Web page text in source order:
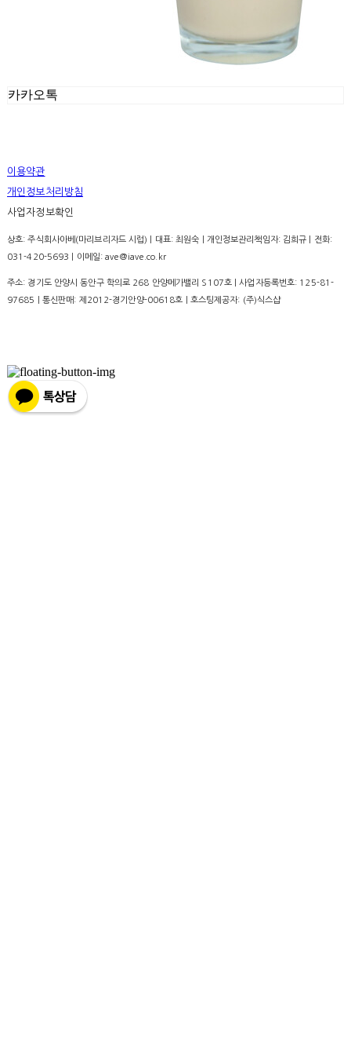
카카오톡
이용약관
개인정보처리방침
사업자정보확인
상호: 주식회사아베(마리브리자드 시럽) | 대표: 최원숙 | 개인정보관리책임자: 김희규 | 전화:
031-420-5693 | 이메일: ave@iave.co.kr
주소: 경기도 안양시 동안구 학의로 268 안양메가밸리 S107호 | 사업자등록번호: 125-81-
97685
| 통신판매: 제2012-경기안양-00618호 | 호스팅제공자: (주)식스샵